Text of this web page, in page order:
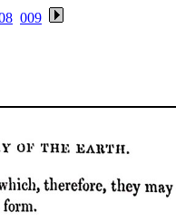
009